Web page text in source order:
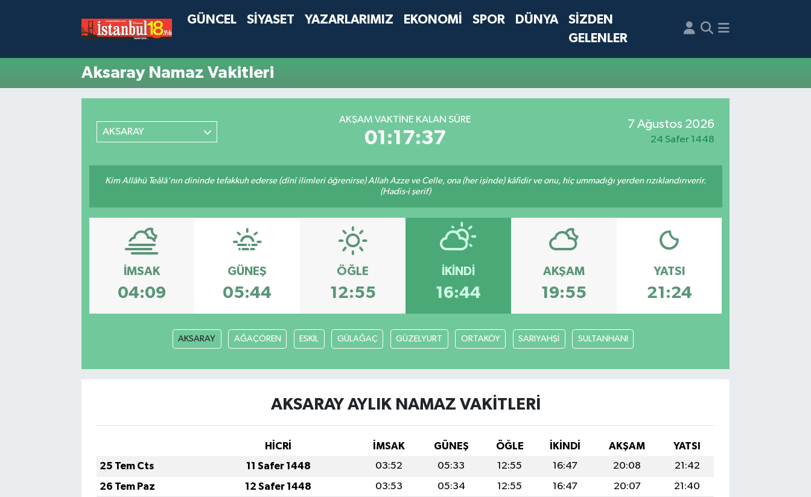
GÜNCEL SİYASET YAZARLARIMIZ EKONOMİ SPOR DÜNYA
SİZDEN
GELENLER
Aksaray Namaz Vakitleri
AKSARAY
AKŞAM VAKTINE KALAN SÜRE
01:17:37
7 Ağustos 2026
24 Safer 1448
Kim Allâhü Teâlâ'nın dininde tefakkuh ederse (dînî ilimleri öğrenirse) Allah Azze ve Celle, ona (her işinde) kâfidir ve onu, hiç ummadığı yerden rızıklandırıverir.
(Hadis-i şerif)
İMSAK
04:09
GÜNEŞ
05:44
ÖĞLE
12:55
İKINDI
16:44
AKŞAM
19:55
YATSI
21:24
AKSARAY AĞAÇÖREN ESKİL GÜLAĞAÇ GÜZELYURT ORTAKÖY SARIYAHŞİ SULTANHANI
AKSARAY AYLIK NAMAZ VAKITLERI
HİCRİ İMSAK GÜNEŞ ÖĞLE İKINDI AKŞAM
YATSI
25 Tem Cts
11 Safer 1448 03:52 05:33 12:55 16:47 20:08
21:42
26 Tem Paz
12 Safer 1448 03:53 05:34 12:55 16:47 20:07
21:40